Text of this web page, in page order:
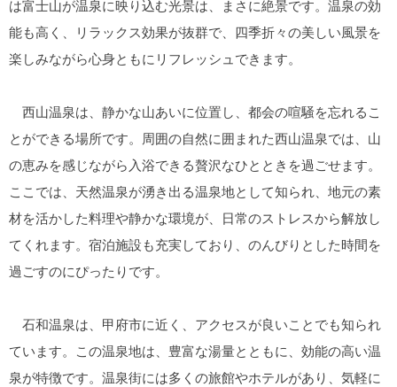
は富士山が温泉に映り込む光景は、まさに絶景です。温泉の効
能も高く、リラックス効果が抜群で、四季折々の美しい風景を
楽しみながら心身ともにリフレッシュできます。
西山温泉は、静かな山あいに位置し、都会の喧騒を忘れるこ
とができる場所です。周囲の自然に囲まれた西山温泉では、山
の恵みを感じながら入浴できる贅沢なひとときを過ごせます。
ここでは、天然温泉が湧き出る温泉地として知られ、地元の素
材を活かした料理や静かな環境が、日常のストレスから解放し
てくれます。宿泊施設も充実しており、のんびりとした時間を
過ごすのにぴったりです。
石和温泉は、甲府市に近く、アクセスが良いことでも知られ
ています。この温泉地は、豊富な湯量とともに、効能の高い温
泉が特徴です。温泉街には多くの旅館やホテルがあり、気軽に